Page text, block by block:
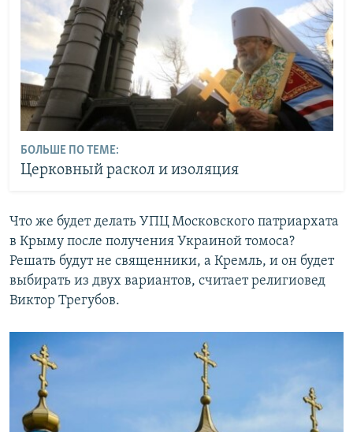
БОЛЬШЕ ПО ТЕМЕ:
Церковный раскол и изоляция
Что же будет делать УПЦ Московского патриархата
в Крыму после получения Украиной томоса?
Решать будут не священники, а Кремль, и он будет
выбирать из двух вариантов, считает религиовед
Виктор Трегубов.